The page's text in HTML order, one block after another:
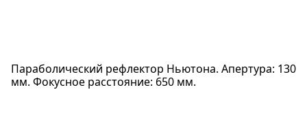
Параболический рефлектор Ньютона. Апертура: 130
мм. Фокусное расстояние: 650 мм.